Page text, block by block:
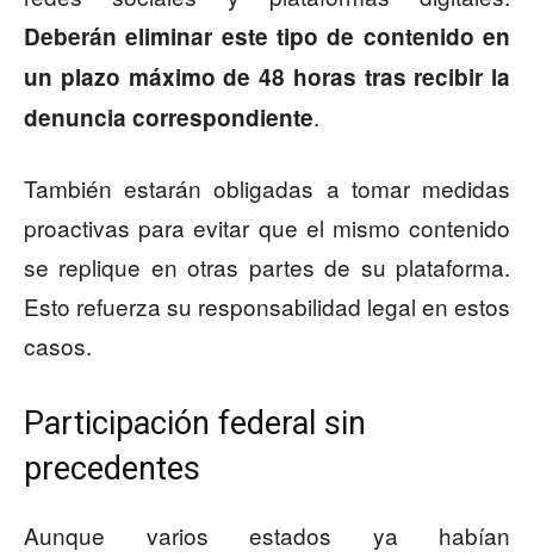
Deberán eliminar este tipo de contenido en
un plazo máximo de 48 horas tras recibir la
denuncia correspondiente.
También estarán obligadas a tomar medidas
proactivas para evitar que el mismo contenido
se replique en otras partes de su plataforma.
Esto refuerza su responsabilidad legal en estos
casos.
Participación federal sin
precedentes
Aunque varios estados ya habían